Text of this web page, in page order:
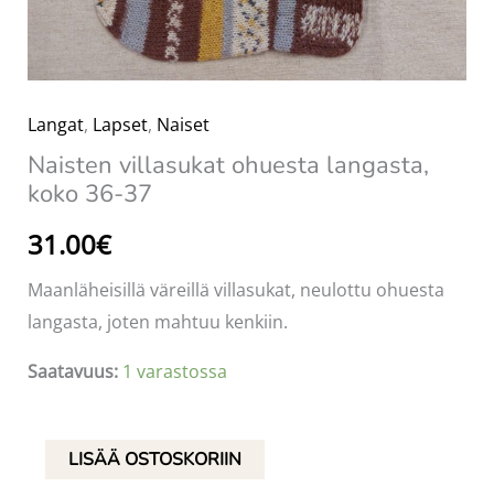
Langat, Lapset, Naiset
Naisten villasukat ohuesta langasta,
koko 36-37
31.00€
Maanläheisillä väreillä villasukat, neulottu ohuesta
langasta, joten mahtuu kenkiin.
Saatavuus: 1 varastossa
NaistenLISÄÄ OSTOSKORIIN